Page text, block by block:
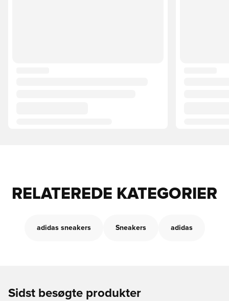
RELATEREDE KATEGORIER
adidas sneakers Sneakers adidas
Sidst besøgte produkter